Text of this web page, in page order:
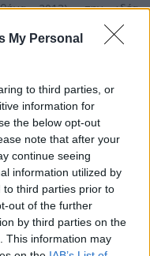
My Personal
to third parties, or
information for
the below opt-out
note that after your
continue seeing
information utilized by
to third parties prior to
out of the further
by third parties on the
This information may
2013), την ιδέα
με τίτλο «Η Ελλάδα
τη συμμετοχή της
σε εκδήλωση με
πρόσκληση από τη Δρ.
Κληρονομιάς
την ιδέα για την
ως έργου τέχνης
τους ντόπιους) που
της Κορώνης, και
των δράσεων
του Μανιατακείου
βιβλία του Καθηγητή
της Κορώνης και της